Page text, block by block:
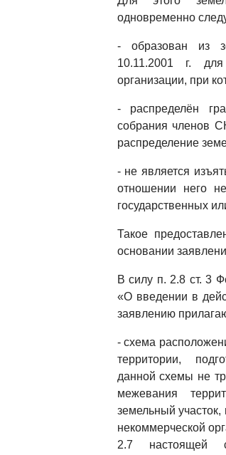
одновременно
- образован из
10.11.2001 г.
организации, при
- распределён
собрания членов
распределение
- не является
отношении него
государственных
Такое
основании
В силу п. 2.8 ст. 3
«О введении в
заявлению
- схема
территории,
данной схемы не
межевания
земельный участок,
некоммерческой
2.7 настоящей